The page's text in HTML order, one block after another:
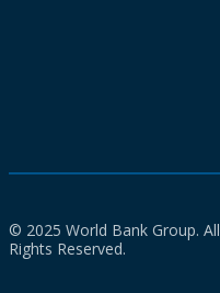
© 2025 World Bank Group. All
Rights Reserved.